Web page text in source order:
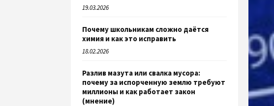
19.03.2026
Почему школьникам сложно даётся
химия и как это исправить
18.02.2026
Разлив мазута или свалка мусора:
почему за испорченную землю требуют
миллионы и как работает закон
(мнение)